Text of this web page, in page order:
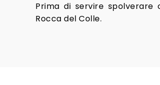
Prima di servire
Rocca del Colle.